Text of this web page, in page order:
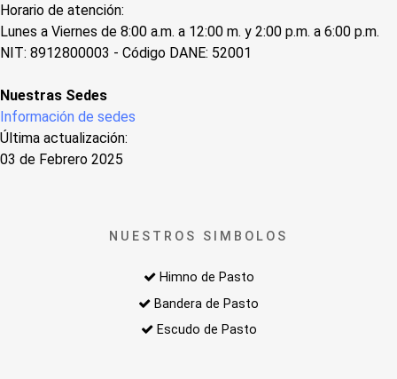
Horario de atención:
Lunes a Viernes de 8:00 a.m. a 12:00 m. y 2:00 p.m. a 6:00 p.m.
NIT: 8912800003 - Código DANE: 52001
Nuestras Sedes
Información de sedes
Última actualización:
03 de Febrero 2025
NUESTROS SIMBOLOS
Himno de Pasto
Bandera de Pasto
Escudo de Pasto